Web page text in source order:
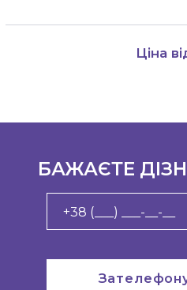
Ціна
БАЖАЄТЕ